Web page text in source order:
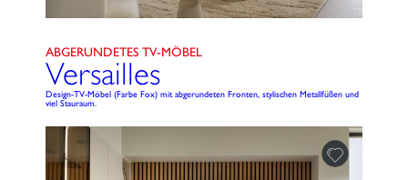
ABGERUNDETES TV-MÖBEL
Versailles
Design-TV-Möbel (Farbe Fox) mit abgerundeten Fronten, stylischen Metallfüßen und
viel Stauraum.